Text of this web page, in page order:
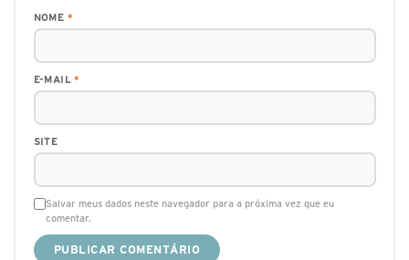
NOME *
E-MAIL*
SITE
Salvar meus dados neste navegador para a próxima vez que eu
comentar.